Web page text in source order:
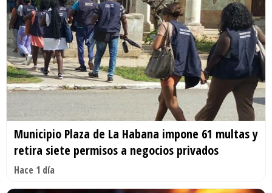
Municipio Plaza de La Habana impone 61 multas y
retira siete permisos a negocios privados
Hace 1 día